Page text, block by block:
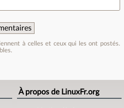
à celles et ceux qui les ont postés.
À propos de LinuxFr.org